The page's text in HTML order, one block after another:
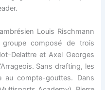
Louis Rischmann
groupe composé de trois
Delattre et Axel Georges
Sans drafting, les
au compte-gouttes. Dans